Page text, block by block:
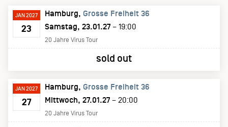
JAN 2027
23
Hamburg Grosse Freiheit 36
Samstag, 23.01.27 – 19:00
20 Jahre Virus Tour
sold out
JAN 2027
27
Hamburg Grosse Freiheit 36
Mittwoch, 27.01.27 – 20:00
20 Jahre Virus Tour